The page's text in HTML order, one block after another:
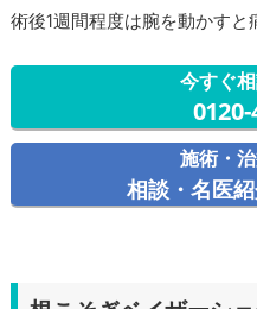
術後1週間程度は腕を動かすと
今すぐ
施術・
相談・名医